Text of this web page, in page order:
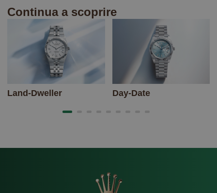
Continua a scoprire
Land-Dweller Day-Date